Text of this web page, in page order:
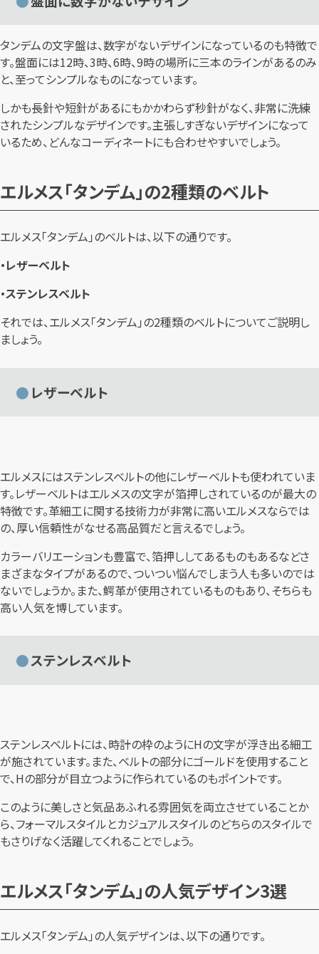
タンデムの文字盤は、数字がないデザインになっているのも特徴で
す。盤面には12時、3時、6時、9時の場所に三本のラインがあるのみ
と、至ってシンプルなものになっています。
しかも長針や短針があるにもかかわらず秒針がなく、非常に洗練
されたシンプルなデザインです。主張しすぎないデザインになって
いるため、どんなコーディネートにも合わせやすいでしょう。
エルメス「タンデム」の2種類のベルト
エルメス「タンデム」のベルトは、以下の通りです。
・レザーベルト
・ステンレスベルト
それでは、エルメス「タンデム」の2種類のベルトについてご説明し
ましょう。
レザーベルト
エルメスにはステンレスベルトの他にレザーベルトも使われていま
す。レザーベルトはエルメスの文字が箔押しされているのが最大の
特徴です。革細工に関する技術力が非常に高いエルメスならでは
の、厚い信頼性がなせる高品質だと言えるでしょう。
カラーバリエーションも豊富で、箔押ししてあるものもあるなどさ
まざまなタイプがあるので、ついつい悩んでしまう人も多いのでは
ないでしょうか。また、鰐革が使用されているものもあり、そちらも
高い人気を博しています。
ステンレスベルト
ステンレスベルトには、時計の枠のようにHの文字が浮き出る細工
が施されています。また、ベルトの部分にゴールドを使用すること
で、Hの部分が目立つように作られているのもポイントです。
このように美しさと気品あふれる雰囲気を両立させていることか
ら、フォーマルスタイルとカジュアルスタイルのどちらのスタイルで
もさりげなく活躍してくれることでしょう。
エルメス「タンデム」の人気デザイン3選
エルメス「タンデム」の人気デザインは、以下の通りです。